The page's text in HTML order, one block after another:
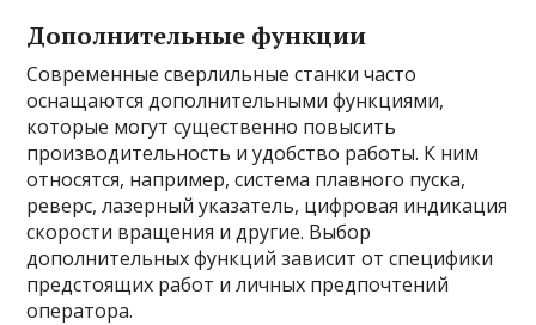
Дополнительные функции
Современные сверлильные станки часто
оснащаются дополнительными функциями,
которые могут существенно повысить
производительность и удобство работы. К ним
относятся, например, система плавного пуска,
реверс, лазерный указатель, цифровая индикация
скорости вращения и другие. Выбор
дополнительных функций зависит от специфики
предстоящих работ и личных предпочтений
оператора.